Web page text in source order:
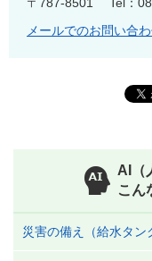
メールでのお問い合
AI（
こん
災害の備え（給水タン